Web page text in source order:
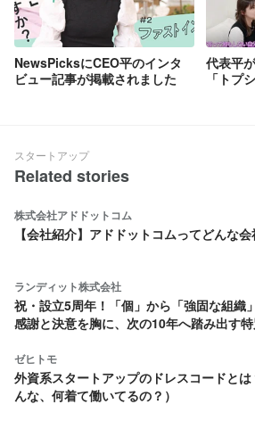
NewsPicksにCEO平のインタ
ビュー記事が掲載されました
代表平
「トプ
スタートアップ
Related stories
株式会社アドドットコム
【会社紹介】アドドットコムってどんな会
ランディット株式会社
祝・設立5周年！「個」から「強固な組
感謝と決意を胸に、次の10年へ踏み出す
ゼヒトモ
外資系スタートアップのドレスコードと
んな、何着て働いてるの？）